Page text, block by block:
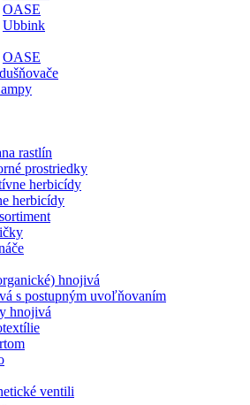
OASE
Ubbink
OASE
rastlín
prostriedky
herbicídy
herbicídy
hnojivá
s postupným uvoľňovaním
hnojivá
ventili